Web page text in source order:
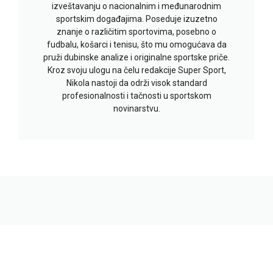
izveštavanju o nacionalnim i međunarodnim
sportskim događajima. Poseduje izuzetno
znanje o različitim sportovima, posebno o
fudbalu, košarci i tenisu, što mu omogućava da
pruži dubinske analize i originalne sportske priče.
Kroz svoju ulogu na čelu redakcije Super Sport,
Nikola nastoji da održi visok standard
profesionalnosti i tačnosti u sportskom
novinarstvu.